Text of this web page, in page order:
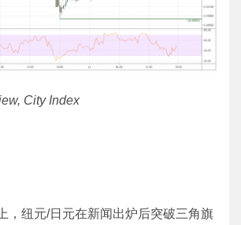
City Index
，纽元/日元在新闻出炉后突破三角旗